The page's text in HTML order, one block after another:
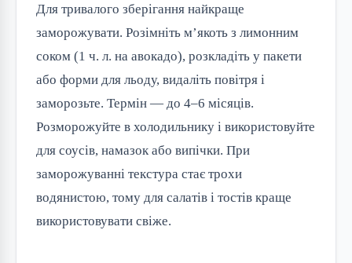
Для тривалого зберігання найкраще
заморожувати. Розімніть м’якоть з лимонним
соком (1 ч. л. на авокадо), розкладіть у пакети
або форми для льоду, видаліть повітря і
заморозьте. Термін — до 4–6 місяців.
Розморожуйте в холодильнику і використовуйте
для соусів, намазок або випічки. При
заморожуванні текстура стає трохи
водянистою, тому для салатів і тостів краще
використовувати свіже.